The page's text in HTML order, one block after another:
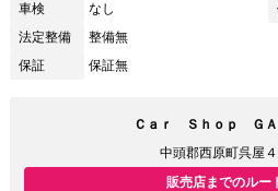
車検
なし
法定整備
整備無
保証
保証無
Ｃａｒ Ｓｈｏｐ ＧＡ
中頭郡西原町呉屋
販売店までのルー